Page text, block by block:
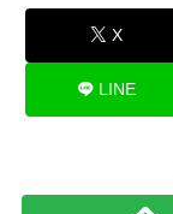
X
LINE